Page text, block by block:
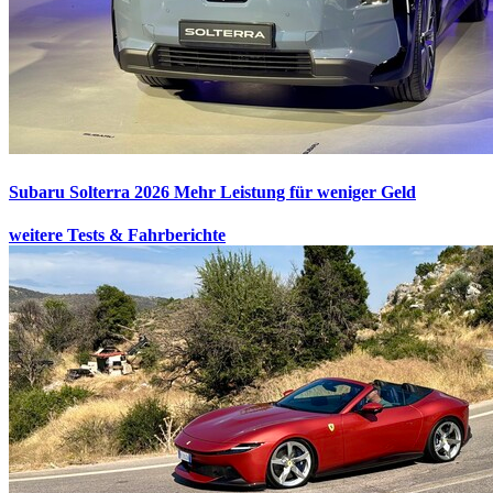
Subaru Solterra 2026 Mehr Leistung für weniger Geld
weitere Tests & Fahrberichte